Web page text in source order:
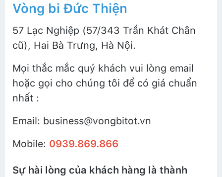
Vòng bi Đức Thiện
57 Lạc Nghiệp (57/343 Trần Khát Chân
cũ), Hai Bà Trưng, Hà Nội.
Mọi thắc mắc quý khách vui lòng email
hoặc gọi cho chúng tôi để có giá chuẩn
nhất :
Email: business@vongbitot.vn
Mobile: 0939.869.866
Sự hài lòng của khách hàng là thành